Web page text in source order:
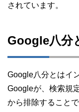
されています。
Google八分
Google八分とはイ
Googleが、検索規
から排除することで